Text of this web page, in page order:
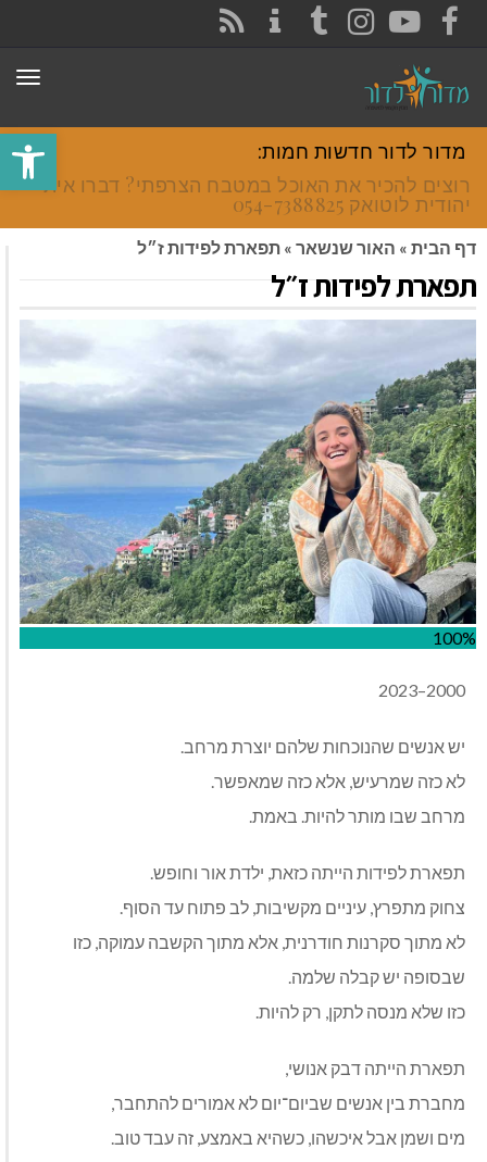
פתח
FACEBOOK
YOUTUBE
INSTAGRAM
TUMBLR
מדור לדור חדשות חמות:
רוצים להכיר את האוכל במטבח הצרפתי? דברו איתי
יהודית לוטואק 054-7388825.
דף הבית » האור שנשאר » תפארת לפידות ז״ל
תפארת לפידות ז״ל
100%
2000–2023
יש אנשים שהנוכחות שלהם יוצרת מרחב.
לא כזה שמרעיש, אלא כזה שמאפשר.
מרחב שבו מותר להיות. באמת.
תפארת לפידות הייתה כזאת, ילדת אור וחופש.
צחוק מתפרץ, עיניים מקשיבות, לב פתוח עד הסוף.
לא מתוך סקרנות חודרנית, אלא מתוך הקשבה עמוקה, כזו
שבסופה יש קבלה שלמה.
כזו שלא מנסה לתקן, רק להיות.
תפארת הייתה דבק אנושי,
מחברת בין אנשים שביום־יום לא אמורים להתחבר,
מים ושמן אבל איכשהו, כשהיא באמצע, זה עבד טוב.